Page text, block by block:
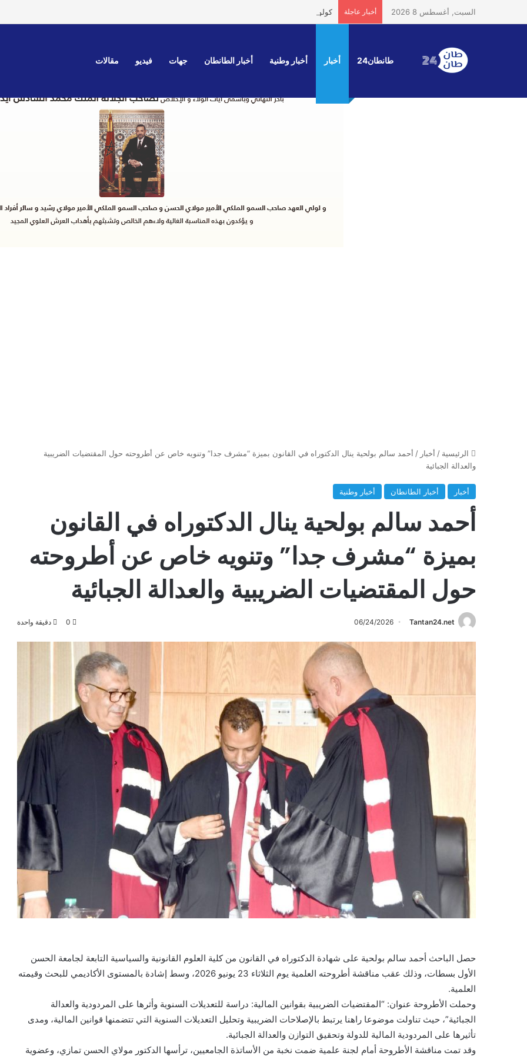
السبت, أغسطس 8 2026 أخبار عاجلة كولومبيا والصحراء المغربية.. حديث عن تحول في الموقف وترقب لموقف رسمي واضح
طانطان24 أخبار أخبار وطنية أخبار الطانطان جهات فيديو مقالات
الرئيسية / أخبار / أحمد سالم بولحية ينال الدكتوراه في القانون بميزة “مشرف جدا” وتنويه خاص عن أطروحته حول المقتضيات الضريبية
والعدالة الجبائية
أخبار أخبار الطانطان أخبار وطنية
أحمد سالم بولحية ينال الدكتوراه في القانون
بميزة “مشرف جدا” وتنويه خاص عن أطروحته
حول المقتضيات الضريبية والعدالة الجبائية
Tantan24.net
06/24/2026
0 دقيقة واحدة
حصل الباحث أحمد سالم بولحية على شهادة الدكتوراه في القانون من كلية العلوم القانونية والسياسية التابعة لجامعة الحسن
الأول بسطات، وذلك عقب مناقشة أطروحته العلمية يوم الثلاثاء 23 يونيو 2026، وسط إشادة بالمستوى الأكاديمي للبحث وقيمته
العلمية.
وحملت الأطروحة عنوان: “المقتضيات الضريبية بقوانين المالية: دراسة للتعديلات السنوية وأثرها على المردودية والعدالة
الجبائية”، حيث تناولت موضوعا راهنا يرتبط بالإصلاحات الضريبية وتحليل التعديلات السنوية التي تتضمنها قوانين المالية، ومدى
تأثيرها على المردودية المالية للدولة وتحقيق التوازن والعدالة الجبائية.
وقد تمت مناقشة الأطروحة أمام لجنة علمية ضمت نخبة من الأساتذة الجامعيين، ترأسها الدكتور مولاي الحسن تمازي، وعضوية